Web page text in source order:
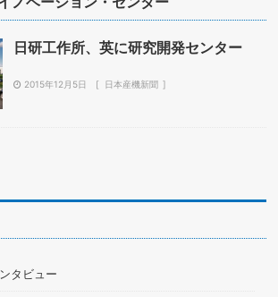
日研工作所、英に研究開発センター
2015年12月5日 日本産機新聞
タビュー